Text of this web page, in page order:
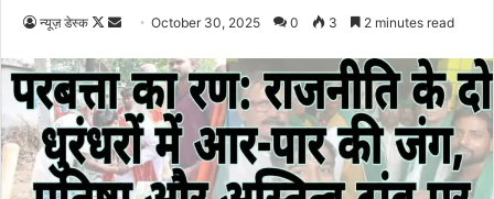
न्यूज़ डेस्क
Follow
X
Send
email
October 30, 2025 0 3 2 minutes read